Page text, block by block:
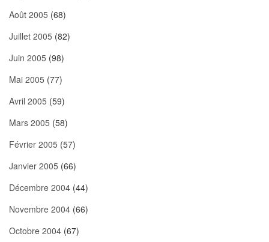
Août 2005 (68)
Juillet 2005 (82)
Juin 2005 (98)
Mai 2005 (77)
Avril 2005 (59)
Mars 2005 (58)
Février 2005 (57)
Janvier 2005 (66)
Décembre 2004 (44)
Novembre 2004 (66)
Octobre 2004 (67)